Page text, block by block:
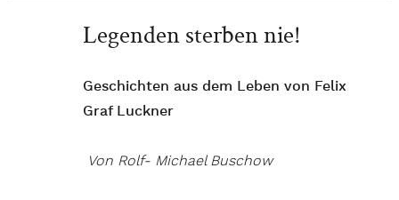
Legenden sterben nie!
Geschichten aus dem Leben von Felix
Graf Luckner
Von Rolf- Michael Buschow